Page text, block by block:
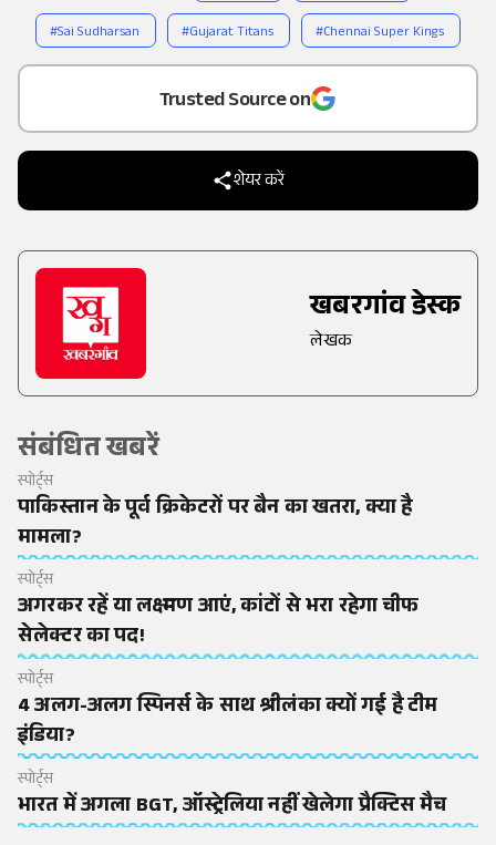
Add
as a
Trusted Source on
शेयर करें
खबरगांव डेस्क
लेखक
संबंधित खबरें
स्पोर्ट्स
पाकिस्तान के पूर्व क्रिकेटरों पर बैन का खतरा, क्या है
मामला?
स्पोर्ट्स
अगरकर रहें या लक्ष्मण आएं, कांटों से भरा रहेगा चीफ
सेलेक्टर का पद!
स्पोर्ट्स
4 अलग-अलग स्पिनर्स के साथ श्रीलंका क्यों गई है टीम
इंडिया?
स्पोर्ट्स
भारत में अगला BGT, ऑस्ट्रेलिया नहीं खेलेगा प्रैक्टिस मैच
#Sai Sudharsan #Gujarat Titans #Chennai Super Kings